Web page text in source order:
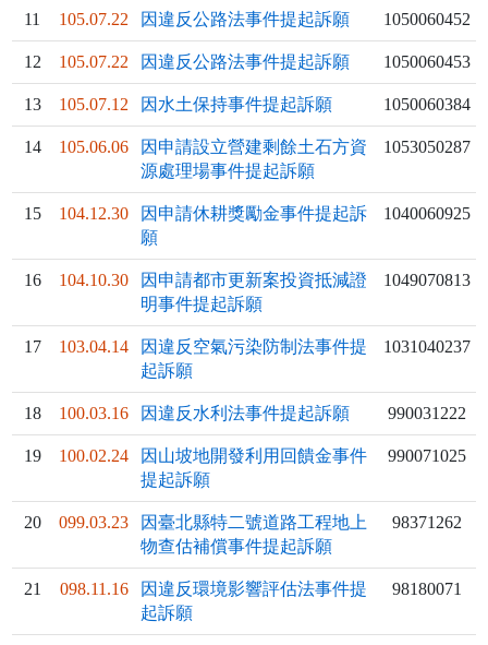
11 105.07.22 因違反公路法事件提起訴願 1050060452
12 105.07.22 因違反公路法事件提起訴願 1050060453
13 105.07.12 因水土保持事件提起訴願 1050060384
14 105.06.06
因申請設立營建剩餘土石方資
源處理場事件提起訴願
1053050287
15 104.12.30
因申請休耕獎勵金事件提起訴
願
1040060925
16 104.10.30
因申請都市更新案投資抵減證
明事件提起訴願
1049070813
17 103.04.14
因違反空氣污染防制法事件提
起訴願
1031040237
18 100.03.16 因違反水利法事件提起訴願 990031222
19 100.02.24
因山坡地開發利用回饋金事件
提起訴願
990071025
20 099.03.23
因臺北縣特二號道路工程地上
物查估補償事件提起訴願
98371262
21 098.11.16
因違反環境影響評估法事件提
起訴願
98180071